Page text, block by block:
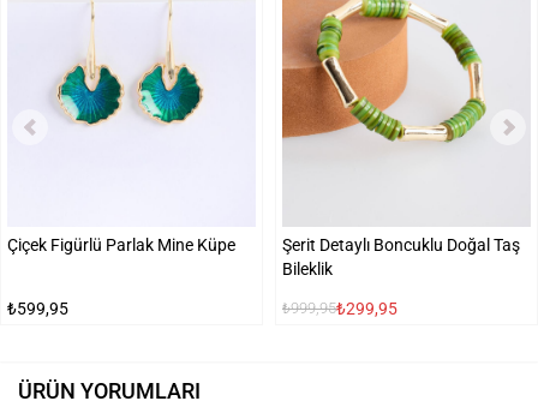
Çiçek Figürlü Parlak Mine Küpe
₺599,95
Şerit Detaylı Boncuklu Doğal Taş
Bileklik
₺999,95₺299,95
ÜRÜN YORUMLARI